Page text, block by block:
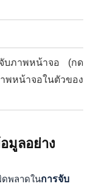
บภาพหน้าจอ (กด
พหน้าจอในตัวของ
มูลอย่าง
ดพลาดในการจับ